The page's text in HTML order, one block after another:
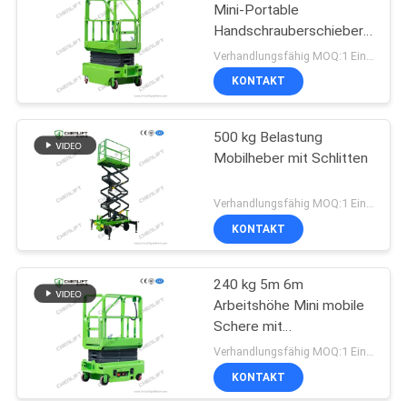
Mini-Portable
Handschrauberschieber
für Lager
KONTAKT
500 kg Belastung
Mobilheber mit Schlitten
Verhandlungsfähig MOQ:1 Einheit
KONTAKT
240 kg 5m 6m
Arbeitshöhe Mini mobile
Schere mit
Erweiterungsplattform
Verhandlungsfähig MOQ:1 Einheit
KONTAKT